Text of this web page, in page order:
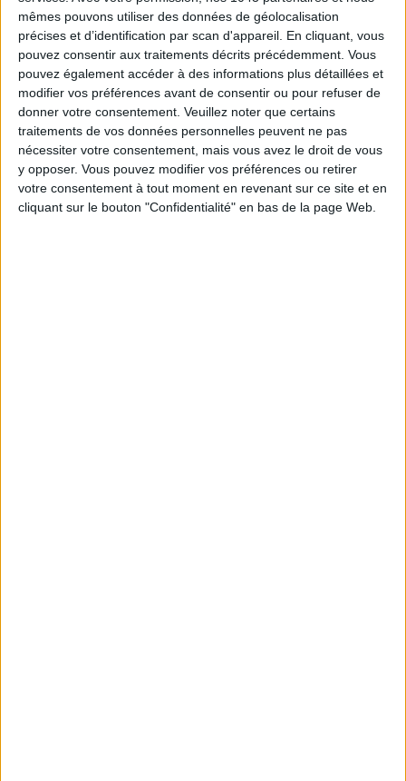
mêmes pouvons utiliser des données de géolocalisation
précises et d’identification par scan d'appareil. En cliquant, vous
pouvez consentir aux traitements décrits précédemment. Vous
pouvez également accéder à des informations plus détaillées et
modifier vos préférences avant de consentir ou pour refuser de
donner votre consentement. Veuillez noter que certains
traitements de vos données personnelles peuvent ne pas
nécessiter votre consentement, mais vous avez le droit de vous
y opposer. Vous pouvez modifier vos préférences ou retirer
votre consentement à tout moment en revenant sur ce site et en
cliquant sur le bouton "Confidentialité" en bas de la page Web.
LES SPF 50 QUI DONNENT ENVIE DE SE TARTINER